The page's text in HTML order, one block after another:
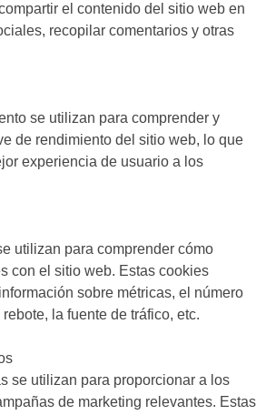
el contenido del sitio web en
recopilar comentarios y otras
se utilizan para comprender y
de rendimiento del sitio web, lo que
experiencia de usuario a los
utilizan para comprender cómo
con el sitio web. Estas cookies
sobre métricas, el número
la fuente de tráfico, etc.
se utilizan para proporcionar a los
de marketing relevantes. Estas